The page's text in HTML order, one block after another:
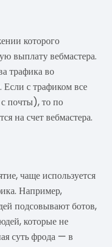
которого
выплату вебмастера.
трафика во
Если с трафиком все
почты), то по
на счет вебмастера.
чаще используется
Например,
подсовывают ботов,
которые не
суть фрода — в